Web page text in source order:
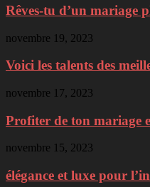
Rêves-tu d’un mariage
novembre 19, 2023
Voici les talents des
novembre 17, 2023
Profiter de ton mariage
novembre 15, 2023
élégance et luxe pour